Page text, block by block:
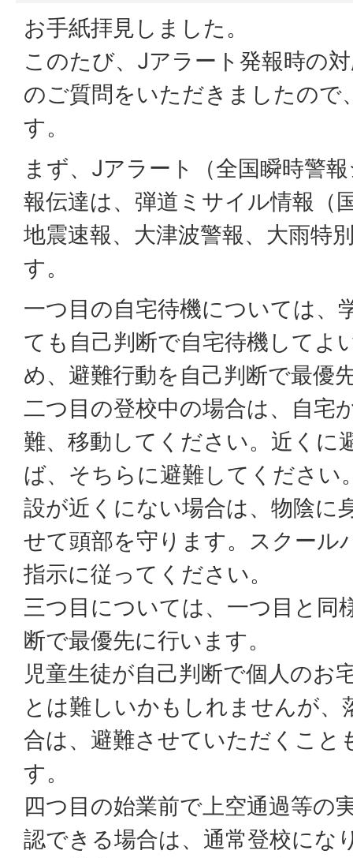
お手紙拝見しました。
このたび、Jアラート発報時の
のご質問をいただきましたので
す。
まず、Jアラート（全国瞬時警
報伝達は、弾道ミサイル情報（
地震速報、大津波警報、大雨特
す。
一つ目の自宅待機については、
ても自己判断で自宅待機してよ
め、避難行動を自己判断で最優
二つ目の登校中の場合は、自宅
難、移動してください。近くに
ば、そちらに避難してください
設が近くにない場合は、物陰に
せて頭部を守ります。スクール
指示に従ってください。
三つ目については、一つ目と同
断で最優先に行います。
児童生徒が自己判断で個人のお
とは難しいかもしれませんが、
合は、避難させていただくこと
す。
四つ目の始業前で上空通過等の
認できる場合は、通常登校にな